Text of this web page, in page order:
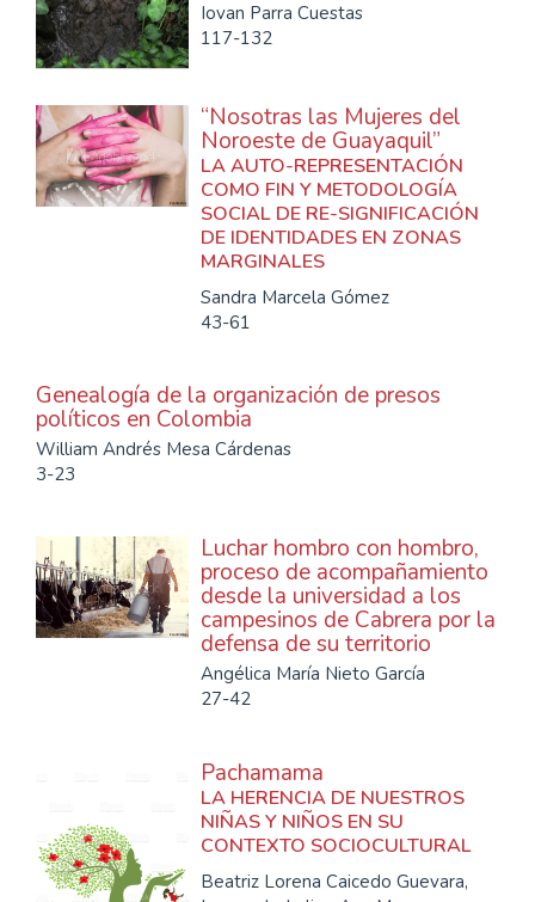
Iovan Parra Cuestas
117-132
“Nosotras las Mujeres del
Noroeste de Guayaquil”
LA AUTO-REPRESENTACIÓN
COMO FIN Y METODOLOGÍA
SOCIAL DE RE-SIGNIFICACIÓN
DE IDENTIDADES EN ZONAS
MARGINALES
Sandra Marcela Gómez
43-61
Genealogía de la organización de presos
políticos en Colombia
William Andrés Mesa Cárdenas
3-23
Luchar hombro con hombro,
proceso de acompañamiento
desde la universidad a los
campesinos de Cabrera por la
defensa de su territorio
Angélica María Nieto García
27-42
Pachamama
LA HERENCIA DE NUESTROS
NIÑAS Y NIÑOS EN SU
CONTEXTO SOCIOCULTURAL
Beatriz Lorena Caicedo Guevara,